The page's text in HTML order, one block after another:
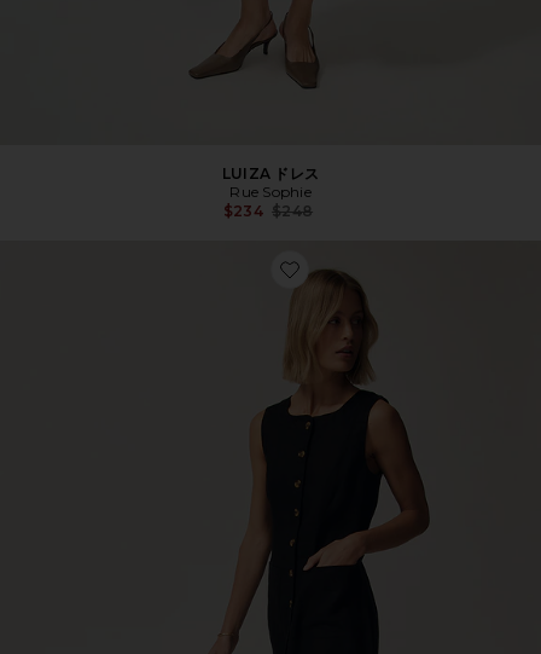
LUIZA ドレス
Rue Sophie
$234 Previous price:
$248